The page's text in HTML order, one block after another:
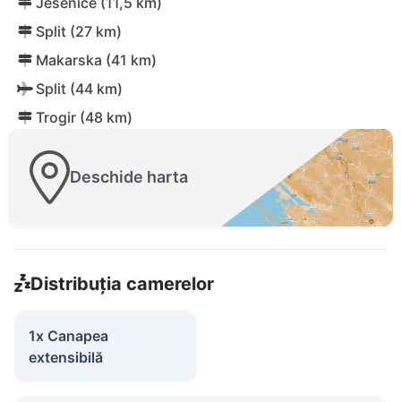
Split (27 km)
Makarska (41 km)
Split (44 km)
Trogir (48 km)
Deschide harta
Distribuția camerelor
1x Canapea
extensibilă